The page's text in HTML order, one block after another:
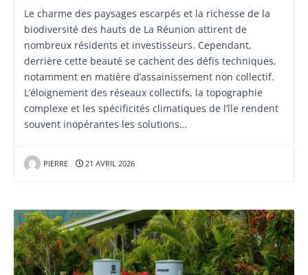
Le charme des paysages escarpés et la richesse de la
biodiversité des hauts de La Réunion attirent de
nombreux résidents et investisseurs. Cependant,
derrière cette beauté se cachent des défis techniques,
notamment en matière d’assainissement non collectif.
L’éloignement des réseaux collectifs, la topographie
complexe et les spécificités climatiques de l’île rendent
souvent inopérantes les solutions…
PIERRE 21 AVRIL 2026